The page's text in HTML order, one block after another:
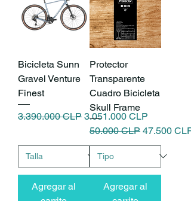
Bicicleta Sunn
Gravel Venture
Finest
Precio
3.390.000 CLP Precio de oferta
3.051.000 CLP
Agregar al
Protector
Transparente
Cuadro Bicicleta
Skull Frame
Precio
50.000 CLP Precio de
47.500 CLP
Agregar al